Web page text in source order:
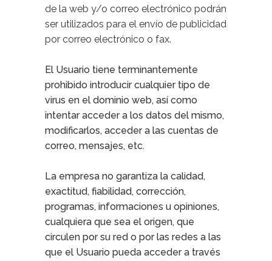
de la web y/o correo electrónico podrán
ser utilizados para el envío de publicidad
por correo electrónico o fax.
El Usuario tiene terminantemente
prohibido introducir cualquier tipo de
virus en el dominio web, así como
intentar acceder a los datos del mismo,
modificarlos, acceder a las cuentas de
correo, mensajes, etc.
La empresa no garantiza la calidad,
exactitud, fiabilidad, corrección,
programas, informaciones u opiniones,
cualquiera que sea el origen, que
circulen por su red o por las redes a las
que el Usuario pueda acceder a través